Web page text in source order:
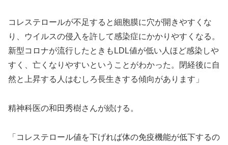
コレステロールが不足すると細胞膜に穴が開きやすくな
り、ウイルスの侵入を許して感染症にかかりやすくなる。
新型コロナが流行したときもLDL値が低い人ほど感染しや
すく、亡くなりやすいということがわかった。閉経後に自
然と上昇する人はむしろ長生きする傾向があります」
精神科医の和田秀樹さんが続ける。
「コレステロール値を下げれば体の免疫機能が低下するの